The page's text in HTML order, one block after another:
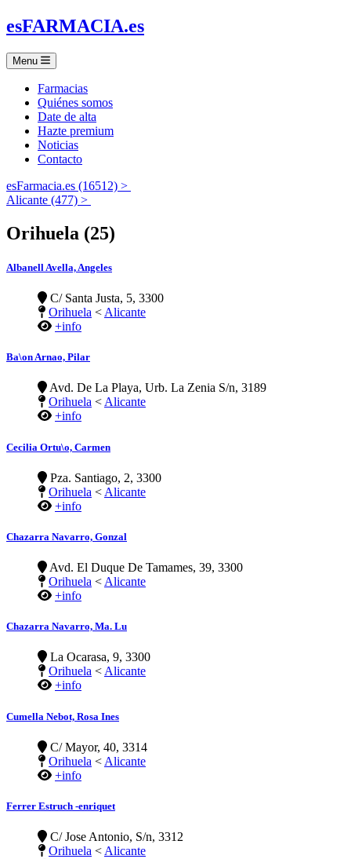
esFARMACIA.es
Menu
Farmacias
Quiénes somos
Date de alta
Hazte premium
Noticias
Contacto
esFarmacia.es (16512) >
Alicante (477) >
Orihuela (25)
Albanell Avella, Angeles
C/ Santa Justa, 5, 3300
Orihuela < Alicante
+info
Ba\on Arnao, Pilar
Avd. De La Playa, Urb. La Zenia S/n, 3189
Orihuela <Alicante
+info
Cecilia Ortu\o, Carmen
Pza. Santiago, 2, 3300
Orihuela < Alicante
+info
Chazarra Navarro, Gonzal
Avd. El Duque De Tamames, 39, 3300
Orihuela < Alicante
+info
Chazarra Navarro, Ma. Lu
La Ocarasa, 9, 3300
Orihuela <Alicante
+info
Cumella Nebot, Rosa Ines
C/ Mayor, 40, 3314
Orihuela < Alicante
+info
Ferrer Estruch -enriquet
C/ Jose Antonio, S/n, 3312
Orihuela < Alicante